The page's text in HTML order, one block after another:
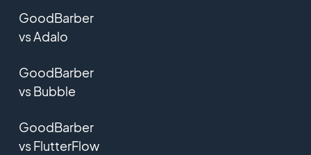
GoodBarber
vs Adalo
GoodBarber
vs Bubble
GoodBarber
vs FlutterFlow